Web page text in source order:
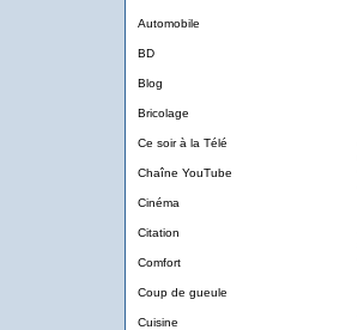
Automobile
BD
Blog
Bricolage
Ce soir à la Télé
Chaîne YouTube
Cinéma
Citation
Comfort
Coup de gueule
Cuisine